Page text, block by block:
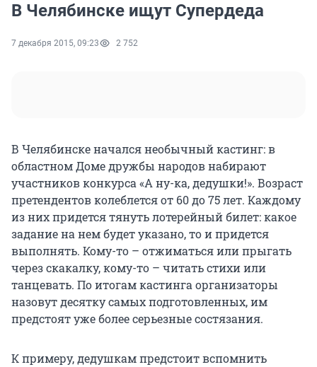
В Челябинске ищут Супердеда
7 декабря 2015, 09:23 2 752
В Челябинске начался необычный кастинг: в
областном Доме дружбы народов набирают
участников конкурса «А ну-ка, дедушки!». Возраст
претендентов колеблется от 60 до 75 лет. Каждому
из них придется тянуть лотерейный билет: какое
задание на нем будет указано, то и придется
выполнять. Кому-то – отжиматься или прыгать
через скакалку, кому-то – читать стихи или
танцевать. По итогам кастинга организаторы
назовут десятку самых подготовленных, им
предстоят уже более серьезные состязания.
К примеру, дедушкам предстоит вспомнить